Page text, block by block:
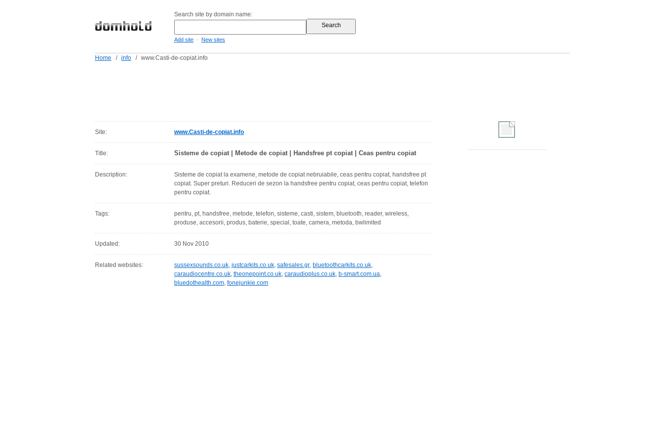
Search site by domain name:
Add site - New sites
Home / info / www.Casti-de-copiat.info
Site: www.Casti-de-copiat.info
Title: Sisteme de copiat | Metode de copiat | Handsfree pt copiat | Ceas pentru copiat
Description:
Sisteme de copiat la examene, metode de copiat nebruiabile, ceas pentru copiat, handsfree pt
copiat. Super preturi. Reduceri de sezon la handsfree pentru copiat, ceas pentru copiat, telefon
pentru copiat.
Tags:
pentru, pt, handsfree, metode, telefon, sisteme, casti, sistem, bluetooth, reader, wireless,
produse, accesorii, produs, baterie, special, toate, camera, metoda, bwlimited
Updated: 30 Nov 2010
Related websites: sussexsounds.co.uk, justcarkits.co.uk, safesales.gr, bluetoothcarkits.co.uk,
caraudiocentre.co.uk, theonepoint.co.uk, caraudioplus.co.uk, b-smart.com.ua,
bluedothealth.com, fonejunkie.com